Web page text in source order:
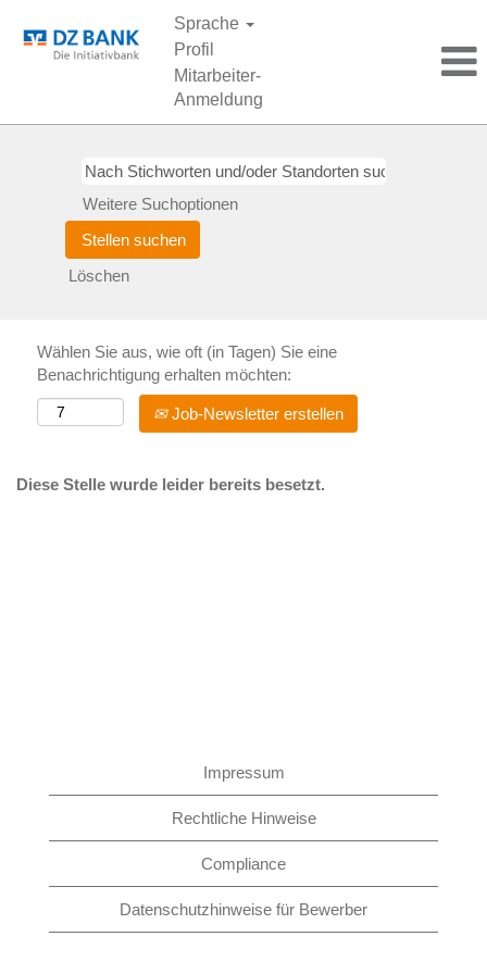
Sprache
Profil
Mitarbeiter-
Anmeldung
Weitere Suchoptionen
Löschen
Wählen Sie aus, wie oft (in Tagen) Sie eine
Benachrichtigung erhalten möchten:
Job-Newsletter erstellen
Diese Stelle wurde leider bereits besetzt.
Impressum
Rechtliche Hinweise
Compliance
Datenschutzhinweise für Bewerber